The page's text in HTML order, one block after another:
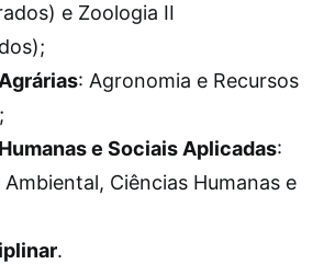
e Zoologia II
: Agronomia e Recursos
e Sociais Aplicadas:
Ambiental, Ciências Humanas e
.